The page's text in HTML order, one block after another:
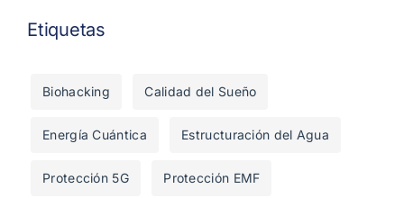
Etiquetas
Biohacking Calidad del Sueño
Energía Cuántica Estructuración del Agua
Protección 5G Protección EMF